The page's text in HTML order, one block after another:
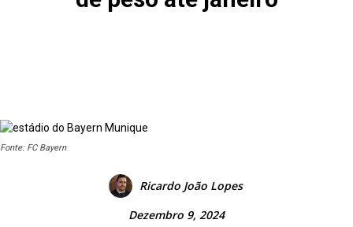
Fonte: FC Bayern
Ricardo João Lopes
Dezembro 9, 2024